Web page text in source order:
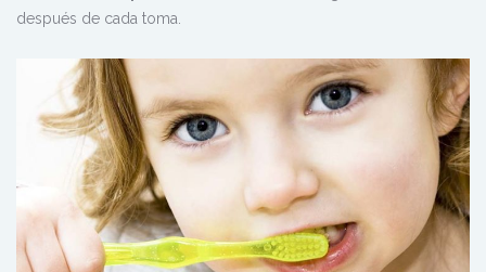
después de cada toma.